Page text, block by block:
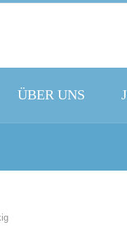
ÜBER UNS